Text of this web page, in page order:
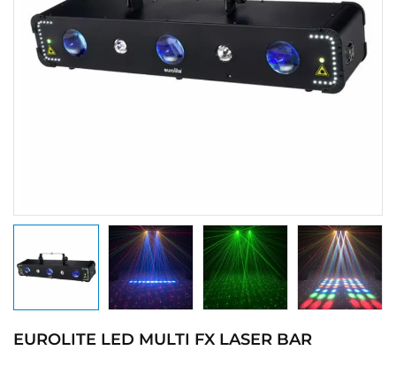
EUROLITE LED MULTI FX LASER BAR